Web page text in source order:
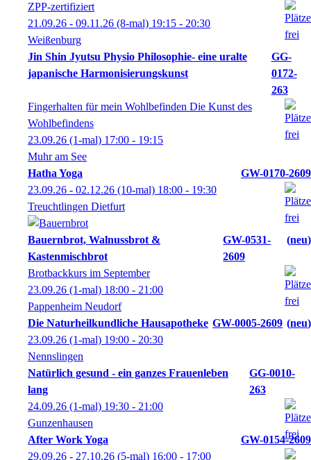
ZPP-zertifiziert
21.09.26 - 09.11.26 (8-mal) 19:15 - 20:30
Weißenburg
Jin Shin Jyutsu Physio Philosophie- eine uralte
japanische Harmonisierungskunst
GG-
0172-
263
Fingerhalten für mein Wohlbefinden Die Kunst des
Wohlbefindens
23.09.26 (1-mal) 17:00 - 19:15
Muhr am See
Hatha Yoga
GW-0170-2609
23.09.26 - 02.12.26 (10-mal) 18:00 - 19:30
Treuchtlingen Dietfurt
Bauernbrot, Walnussbrot &
Kastenmischbrot
GW-0531-
2609
neu
Brotbackkurs im September
23.09.26 (1-mal) 18:00 - 21:00
Pappenheim Neudorf
Die Naturheilkundliche Hausapotheke GW-0005-2609
neu
23.09.26 (1-mal) 19:00 - 20:30
Nennslingen
Natürlich gesund - ein ganzes Frauenleben
lang
GG-0010-
263
24.09.26 (1-mal) 19:30 - 21:00
Gunzenhausen
After Work Yoga
GW-0154-2609
29.09.26 - 27.10.26 (5-mal) 16:00 - 17:00